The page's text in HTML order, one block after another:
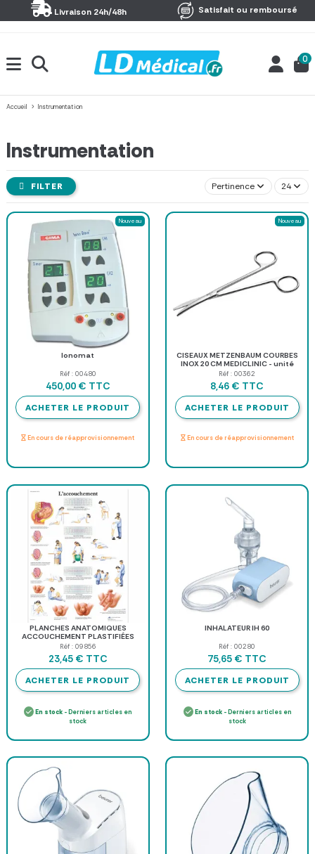
Livraison 24h/48h Satisfait ou remboursé
0
Accueil Instrumentation
Instrumentation
FILTER Pertinence 24
Nouveau
Ionomat
Réf : 00480
450,00 € TTC
ACHETER LE PRODUIT
En cours de réapprovisionnement
Nouveau
CISEAUX METZENBAUM COURBES
INOX 20 CM MEDICLINIC - unité
Réf : 00362
8,46 € TTC
ACHETER LE PRODUIT
En cours de réapprovisionnement
PLANCHES ANATOMIQUES
ACCOUCHEMENT PLASTIFIÉES
RECTO VERSO 3B SCIENTIFIC - 50 x
67 cm
Réf : 09856
23,45 € TTC
ACHETER LE PRODUIT
En stock - Derniers articles en
stock
INHALATEUR IH 60
Réf : 00280
75,65 € TTC
ACHETER LE PRODUIT
En stock- Derniers articles en
stock
Panneau de gestion des cookies